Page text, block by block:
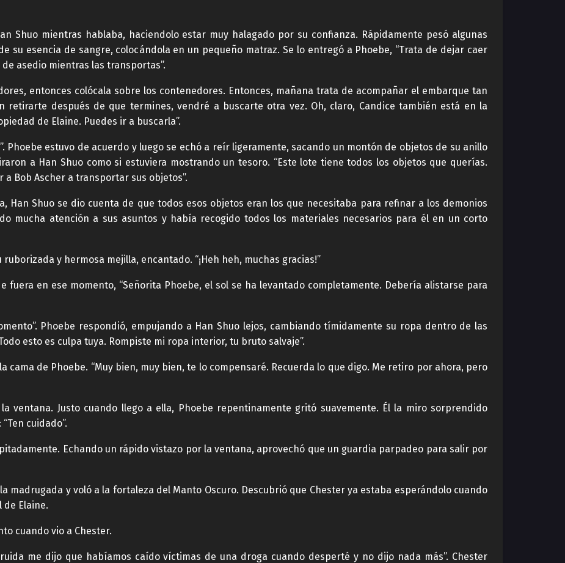
Shuo mientras hablaba, haciendolo estar muy halagado por su confianza. Rápidamente pesó algunas
su esencia de sangre, colocándola en un pequeño matraz. Se lo entregó a Phoebe, “Trata de dejar caer
asedio mientras las transportas”.
entonces colócala sobre los contenedores. Entonces, mañana trata de acompañar el embarque tan
retirarte después de que termines, vendré a buscarte otra vez. Oh, claro, Candice también está en la
de Elaine. Puedes ir a buscarla”.
Phoebe estuvo de acuerdo y luego se echó a reír ligeramente, sacando un montón de objetos de su anillo
a Han Shuo como si estuviera mostrando un tesoro. “Este lote tiene todos los objetos que querías.
Bob Ascher a transportar sus objetos”.
Han Shuo se dio cuenta de que todos esos objetos eran los que necesitaba para refinar a los demonios
mucha atención a sus asuntos y había recogido todos los materiales necesarios para él en un corto
y hermosa mejilla, encantado. “¡Heh heh, muchas gracias!”
fuera en ese momento, “Señorita Phoebe, el sol se ha levantado completamente. Debería alistarse para
Phoebe respondió, empujando a Han Shuo lejos, cambiando tímidamente su ropa dentro de las
esto es culpa tuya. Rompiste mi ropa interior, tu bruto salvaje”.
cama de Phoebe. “Muy bien, muy bien, te lo compensaré. Recuerda lo que digo. Me retiro por ahora, pero
ventana. Justo cuando llego a ella, Phoebe repentinamente gritó suavemente. Él la miro sorprendido
cuidado”.
Echando un rápido vistazo por la ventana, aprovechó que un guardia parpadeo para salir por
madrugada y voló a la fortaleza del Manto Oscuro. Descubrió que Chester ya estaba esperándolo cuando
de Elaine.
cuando vio a Chester.
me dijo que habíamos caído víctimas de una droga cuando desperté y no dijo nada más”. Chester